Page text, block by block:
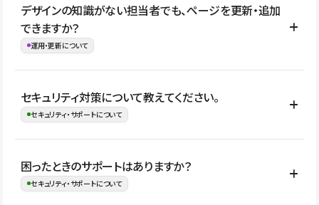
ない段階でも、お問い合わせください。
お問合せはこちら
公開ページ数、バージョン履歴の期間、CMS利用数の上限、権限
管理の有無などがプランごとに異なります。詳しくは料金プランペ
ージをご覧ください。
デザインの知識がない担当者でも、ページを更新・追加
できますか？
運用・更新について
はい。CMSやコンポーネントを活用して更新範囲を設計しておく
ことで、デザインを崩しにくい状態で運用できます。 さらにコン
ながらレイアウトに影響を与えずに更新作業を進めやすくなりま
す。
セキュリティ対策について教えてください。
セキュリティ・サポートについて
Studioでは、公開サイトやサービスを安全に利用できるよう、通信
の暗号化、データ保護、アクセス管理、脆弱性対策など、複数の観
困ったときのサポートはありますか？
セキュリティ・サポートについて